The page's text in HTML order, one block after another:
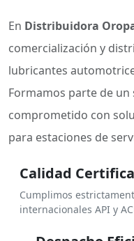
En Distribuidora
comercialización y
lubricantes
Formamos parte de
comprometido con
para estaciones de
Calidad
Cumplimos
internacionales API y